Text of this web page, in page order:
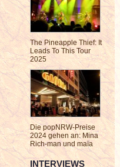
The Pineapple Thief: It
Leads To This Tour
2025
Die popNRW-Preise
2024 gehen an: Mina
Rich-man und maïa
INTERVIEWS